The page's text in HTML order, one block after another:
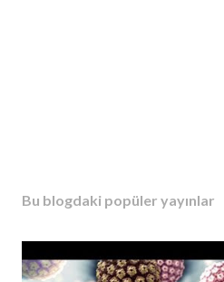
Bu blogdaki popüler yayınlar